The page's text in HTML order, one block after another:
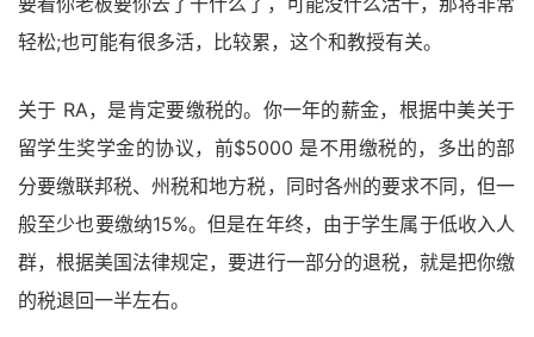
轻松;也可能有很多活，比较累，这个和教授有关。
关于 RA，是肯定要缴税的。你一年的薪金，根据中美关于
留学生奖学金的协议，前$5000 是不用缴税的，多出的部
分要缴联邦税、州税和地方税，同时各州的要求不同，但一
般至少也要缴纳15%。但是在年终，由于学生属于低收入人
群，根据美国法律规定，要进行一部分的退税，就是把你缴
的税退回一半左右。